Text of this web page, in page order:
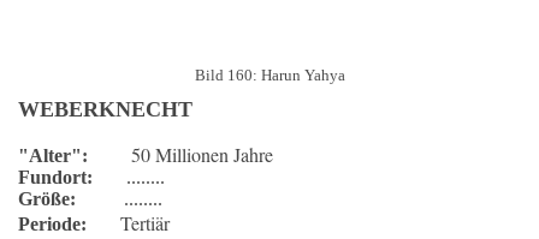
Bild 160: Harun Yahya
WEBERKNECHT
"Alter": 50 Millionen Jahre
Fundort: ........
Größe: ........
Periode: Tertiär